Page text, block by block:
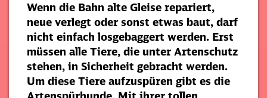
Wenn die Bahn alte Gleise repariert,
neue verlegt oder sonst etwas baut, darf
nicht einfach losgebaggert werden. Erst
müssen alle Tiere, die unter Artenschutz
stehen, in Sicherheit gebracht werden.
Um diese Tiere aufzuspüren gibt es die